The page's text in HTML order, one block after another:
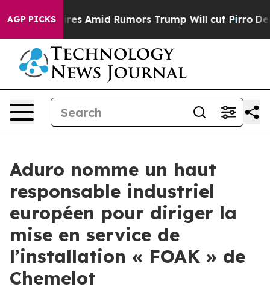
AGP PICKSAmid Rumors Trump Will cut Pirro Democratic
Aduro nomme un haut
responsable industriel
européen pour diriger la
mise en service de
l’installation « FOAK » de
Chemelot